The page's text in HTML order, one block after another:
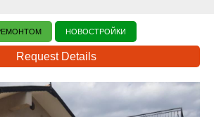
НОВОСТРОЙКИ
Request Details